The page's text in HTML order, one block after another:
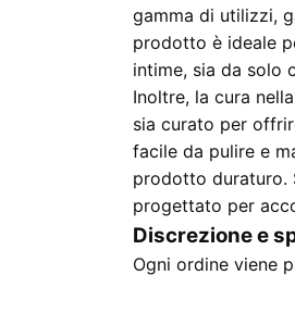
gamma di utilizzi,
prodotto è ideale
intime, sia da solo
Inoltre, la cura
sia curato per
facile da pulire e
prodotto duraturo.
progettato per
Discrezione e
Ogni ordine viene